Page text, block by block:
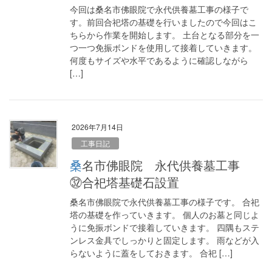
今回は桑名市佛眼院で永代供養墓工事の様子で
す。前回合祀塔の基礎を行いましたので今回はこ
ちらから作業を開始します。 土台となる部分を一
つ一つ免振ボンドを使用して接着していきます。
何度もサイズや水平であるように確認しながら
[…]
2026年7月14日
工事日記
桑名市佛眼院 永代供養墓工事
㉜合祀塔基礎石設置
桑名市佛眼院で永代供養墓工事の様子です。 合祀
塔の基礎を作っていきます。 個人のお墓と同じよ
うに免振ボンドで接着していきます。 四隅もステ
ンレス金具でしっかりと固定します。 雨などが入
らないように蓋をしておきます。 合祀 […]